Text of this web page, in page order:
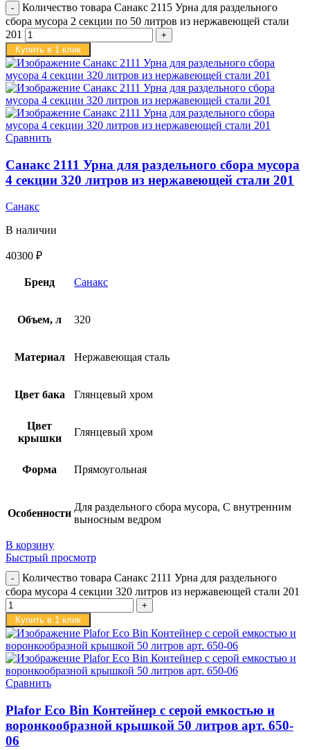
Количество товара Санакс 2115 Урна для раздельного
сбора мусора 2 секции по 50 литров из нержавеющей стали
201
Купить в 1 клик
Сравнить
Санакс 2111 Урна для раздельного сбора мусора
4 секции 320 литров из нержавеющей стали 201
Санакс
В наличии
40300 ₽
Бренд Санакс
Объем, л 320
Материал Нержавеющая сталь
Цвет бака Глянцевый хром
Цвет
крышки
Глянцевый хром
Форма Прямоугольная
Особенности
Для раздельного сбора мусора, С внутренним
выносным ведром
В корзину
Быстрый просмотр
Количество товара Санакс 2111 Урна для раздельного
сбора мусора 4 секции 320 литров из нержавеющей стали 201
Купить в 1 клик
Сравнить
Plafor Eco Bin Контейнер с серой емкостью и
воронкообразной крышкой 50 литров арт. 650-
06